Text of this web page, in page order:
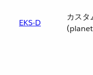
EKS-D
カス